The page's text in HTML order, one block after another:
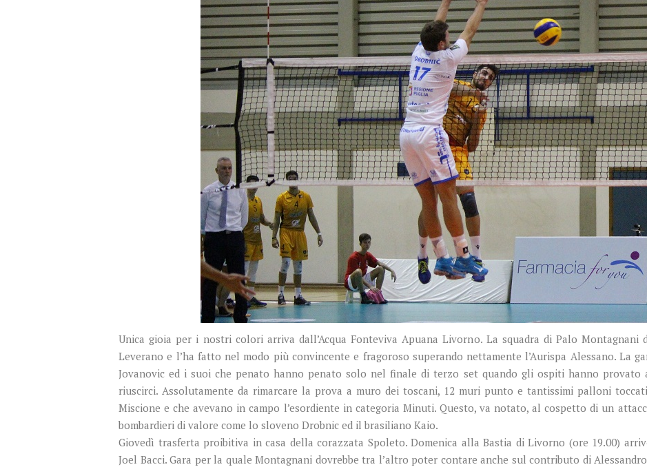
Unica gioia per i nostri colori arriva dall’Acqua Fonteviva Apuana Livorno. La squadra di Palo
Leverano e l’ha fatto nel modo più convincente e fragoroso superando nettamente l’Aurispa Alessano. La
Jovanovic ed i suoi che penato hanno penato solo nel finale di terzo set quando gli ospiti hanno
riuscirci. Assolutamente da rimarcare la prova a muro dei toscani, 12 muri punto e tantissimi palloni
Miscione e che avevano in campo l’esordiente in categoria Minuti. Questo, va notato, al cospetto di un
bombardieri di valore come lo sloveno Drobnic ed il brasiliano Kaio.
Giovedì trasferta proibitiva in casa della corazzata Spoleto. Domenica alla Bastia di Livorno (ore 19.00)
Joel Bacci. Gara per la quale Montagnani dovrebbe tra l’altro poter contare anche sul contributo di